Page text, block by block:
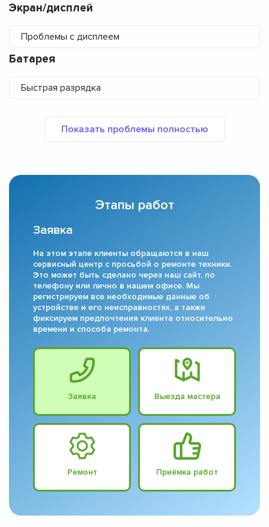
Экран/дисплей
Проблемы с дисплеем
Батарея
Быстрая разрядка
Этапы работ
Заявка
На этом этапе клиенты обращаются в наш
сервисный центр с просьбой о ремонте техники.
Это может быть сделано через наш сайт, по
телефону или лично в нашем офисе. Мы
регистрируем все необходимые данные об
устройстве и его неисправностях, а также
фиксируем предпочтения клиента относительно
времени и способа ремонта.
Заявка Выезда мастера
Ремонт Приёмка работ